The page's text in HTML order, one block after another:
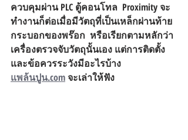
ควบคุมผ่าน PLC ตู้คอนโทล  Proximity จะ
ทำงานก็ต่อเมื่อมีวัตถุที่เป็นเหล็กผ่านท้าย
กระบอกของพร๊อก  หรือเรียกตามหลักว่า
เครื่องตรวจจับวัตถุนั้นเอง แต่การติดตั้ง
และข้อควรระวังมีอะไรบ้าง
แพล้นปูน.com จะเล่าให้ฟัง